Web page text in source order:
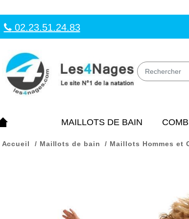
02.23.51.24.83
MAILLOTS DE BAIN
Accueil Maillots de bain Maillots Hommes et